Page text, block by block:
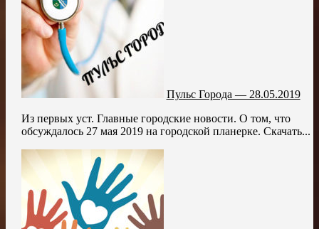
Пульс Города — 28.05.2019
Из первых уст. Главные городские новости. О том, что
обсуждалось 27 мая 2019 на городской планерке. Скачать...